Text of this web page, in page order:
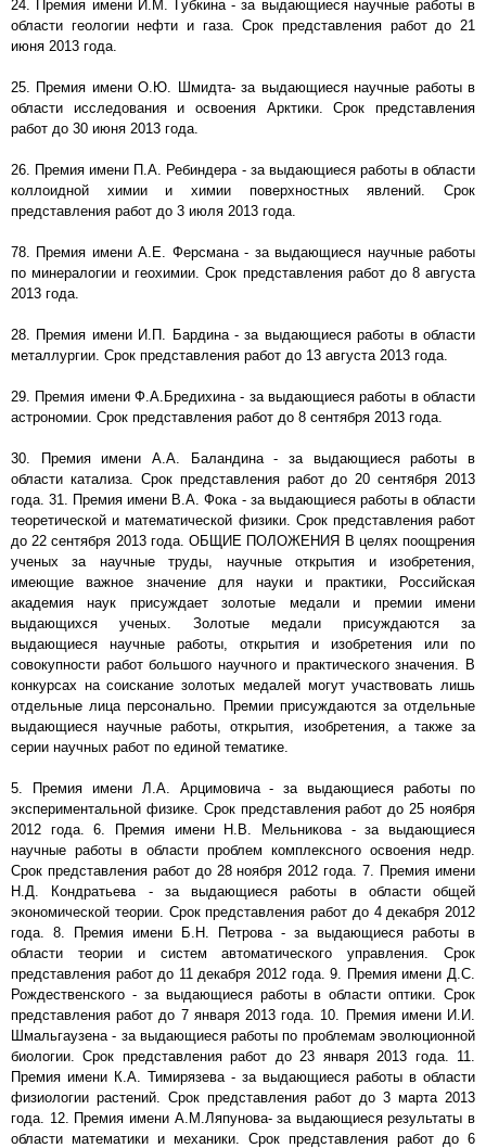
24. Премия имени И.М. Губкина - за выдающиеся научные работы в
области геологии нефти и газа. Срок представления работ до 21
июня 2013 года.
25. Премия имени О.Ю. Шмидта- за выдающиеся научные работы в
области исследования и освоения Арктики. Срок представления
работ до 30 июня 2013 года.
26. Премия имени П.А. Ребиндера - за выдающиеся работы в области
коллоидной химии и химии поверхностных явлений. Срок
представления работ до 3 июля 2013 года.
78. Премия имени А.Е. Ферсмана - за выдающиеся научные работы
по минералогии и геохимии. Срок представления работ до 8 августа
2013 года.
28. Премия имени И.П. Бардина - за выдающиеся работы в области
металлургии. Срок представления работ до 13 августа 2013 года.
29. Премия имени Ф.А.Бредихина - за выдающиеся работы в области
астрономии. Срок представления работ до 8 сентября 2013 года.
30. Премия имени А.А. Баландина - за выдающиеся работы в
области катализа. Срок представления работ до 20 сентября 2013
года. 31. Премия имени В.А. Фока - за выдающиеся работы в области
теоретической и математической физики. Срок представления работ
до 22 сентября 2013 года. ОБЩИЕ ПОЛОЖЕНИЯ В целях поощрения
ученых за научные труды, научные открытия и изобретения,
имеющие важное значение для науки и практики, Российская
академия наук присуждает золотые медали и премии имени
выдающихся ученых. Золотые медали присуждаются за
выдающиеся научные работы, открытия и изобретения или по
совокупности работ большого научного и практического значения. В
конкурсах на соискание золотых медалей могут участвовать лишь
отдельные лица персонально. Премии присуждаются за отдельные
выдающиеся научные работы, открытия, изобретения, а также за
серии научных работ по единой тематике.
5. Премия имени Л.А. Арцимовича - за выдающиеся работы по
экспериментальной физике. Срок представления работ до 25 ноября
2012 года. 6. Премия имени Н.В. Мельникова - за выдающиеся
научные работы в области проблем комплексного освоения недр.
Срок представления работ до 28 ноября 2012 года. 7. Премия имени
Н.Д. Кондратьева - за выдающиеся работы в области общей
экономической теории. Срок представления работ до 4 декабря 2012
года. 8. Премия имени Б.Н. Петрова - за выдающиеся работы в
области теории и систем автоматического управления. Срок
представления работ до 11 декабря 2012 года. 9. Премия имени Д.С.
Рождественского - за выдающиеся работы в области оптики. Срок
представления работ до 7 января 2013 года. 10. Премия имени И.И.
Шмальгаузена - за выдающиеся работы по проблемам эволюционной
биологии. Срок представления работ до 23 января 2013 года. 11.
Премия имени К.А. Тимирязева - за выдающиеся работы в области
физиологии растений. Срок представления работ до 3 марта 2013
года. 12. Премия имени А.М.Ляпунова- за выдающиеся результаты в
области математики и механики. Срок представления работ до 6